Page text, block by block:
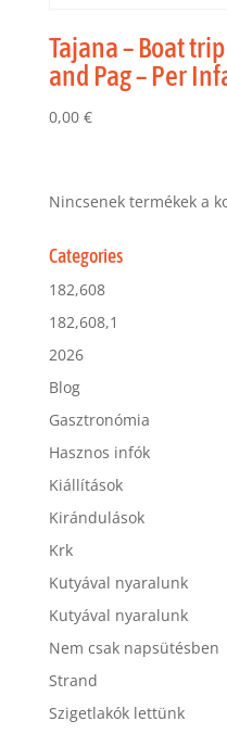
Tajana – Boat
and Pag – Per
0,00 €
Nincsenek termékek a
Categories
182,608
182,608,1
2026
Blog
Gasztronómia
Hasznos infók
Kiállítások
Kirándulások
Krk
Kutyával nyaralunk
Kutyával nyaralunk
Nem csak napsütésben
Strand
Szigetlakók lettünk